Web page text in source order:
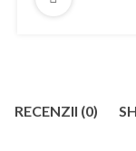
RECENZII (0)